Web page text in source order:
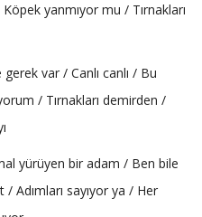
yanmıyor mu / Tırnakları
var / Canlı canlı / Bu
/ Tırnakları demirden /
yürüyen bir adam / Ben bile
Adımları sayıyor ya / Her